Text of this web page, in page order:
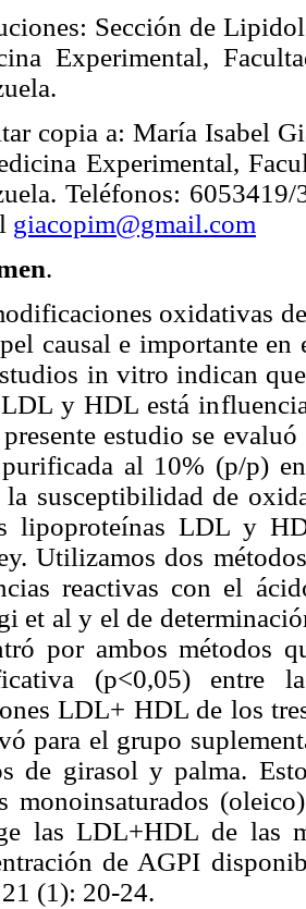
Sección de
Experimental,
copia a: María Isabel
Experimental,
Teléfonos:
giacopim@gmail.com
.
oxidativas
causal e importante
in vitro indican
y HDL está
estudio se
al 10% (p/p)
la susceptibilidad de
lipoproteínas LDL y
Utilizamos dos
reactivas con el
et al y el de
por ambos métodos
(p<0,05) entre
LDL+ HDL de los
para el grupo
de girasol y palma.
monoinsaturados
las LDL+HDL de las
de AGPI
(1): 20-24.